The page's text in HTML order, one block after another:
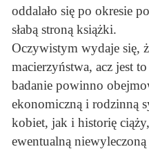
oddalało się po okresie
słabą stroną książki.
Oczywistym wydaje się,
macierzyństwa, acz jest
badanie powinno
ekonomiczną i rodzinną
kobiet, jak i historię
ewentualną